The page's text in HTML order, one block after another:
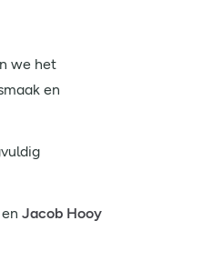
we het
en
en Jacob Hooy